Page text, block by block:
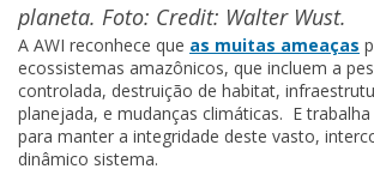
planeta. Foto: Credit: Walter Wust.
A AWI reconhece que as muitas ameaças
ecossistemas amazônicos, que incluem a
controlada, destruição de habitat,
planejada, e mudanças climáticas. E
para manter a integridade deste vasto,
dinâmico sistema.